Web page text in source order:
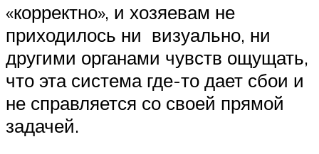
«корректно», и хозяевам не
приходилось ни визуально, ни
другими органами чувств ощущать,
что эта система где-то дает сбои и
не справляется со своей прямой
задачей.